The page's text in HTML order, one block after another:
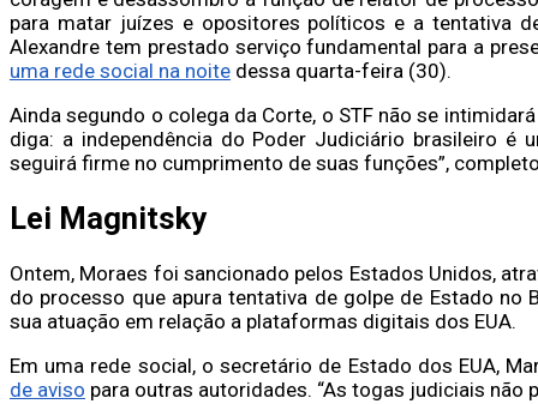
para matar juízes e opositores políticos e a tentativa
Alexandre tem prestado serviço fundamental para a
uma rede social na noite dessa quarta-feira (30).
Ainda segundo o colega da Corte, o STF não se
diga: a independência do Poder Judiciário brasileiro é
seguirá firme no cumprimento de suas funções”,
Lei Magnitsky
Ontem, Moraes foi sancionado pelos Estados Unidos,
do processo que apura tentativa de golpe de Estado
sua atuação em relação a plataformas digitais dos EUA.
Em uma rede social, o secretário de Estado dos EUA,
de aviso para outras autoridades. “As togas judiciais não